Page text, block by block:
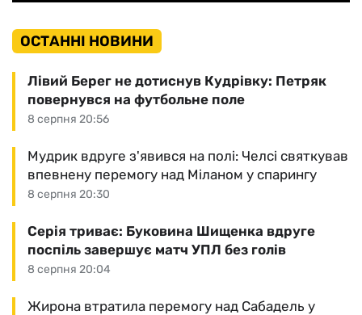
ОСТАННІ НОВИНИ
8 серпня 20:56
Лівий Берег не дотиснув Кудрівку: Петряк
повернувся на футбольне поле
8 серпня 20:30
Мудрик вдруге з'явився на полі: Челсі святкував
впевнену перемогу над Міланом у спарингу
8 серпня 20:04
Серія триває: Буковина Шищенка вдруге
поспіль завершує матч УПЛ без голів
Жирона втратила перемогу над Сабадель у